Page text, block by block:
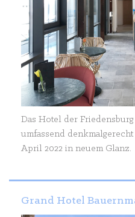
Das Hotel der
umfassend
April 2022 in neuem Glanz.
Grand Hotel